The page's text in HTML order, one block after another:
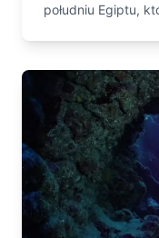
południu Egiptu,